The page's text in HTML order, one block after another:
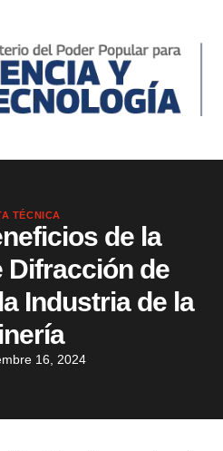
TÉCNICA
de la
Difracción de
Industria de la
16, 2024